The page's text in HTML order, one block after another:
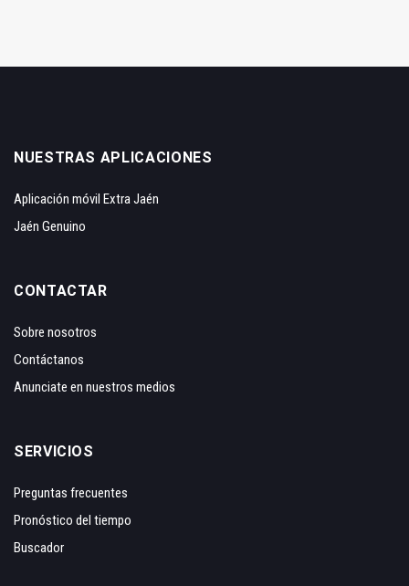
NUESTRAS APLICACIONES
Aplicación móvil Extra Jaén
Jaén Genuino
CONTACTAR
Sobre nosotros
Contáctanos
Anunciate en nuestros medios
SERVICIOS
Preguntas frecuentes
Pronóstico del tiempo
Buscador